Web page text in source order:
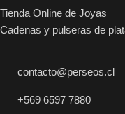
Tienda Online de Joyas
Cadenas y pulseras de
contacto@perseos.cl
+569 6597 7880